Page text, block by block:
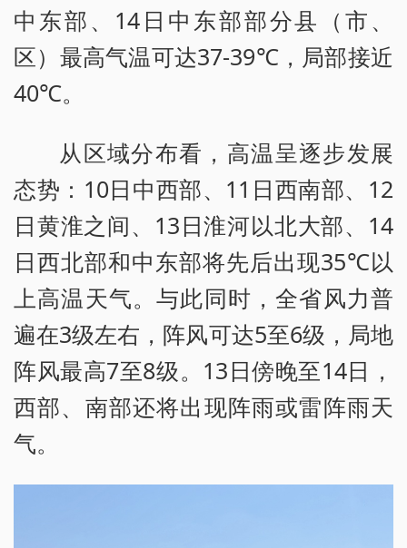
中东部、14日中东部部分县（市、
区）最高气温可达37-39℃，局部接近
40℃。
从区域分布看，高温呈逐步发展
态势：10日中西部、11日西南部、12
日黄淮之间、13日淮河以北大部、14
日西北部和中东部将先后出现35℃以
上高温天气。与此同时，全省风力普
遍在3级左右，阵风可达5至6级，局地
阵风最高7至8级。13日傍晚至14日，
西部、南部还将出现阵雨或雷阵雨天
气。